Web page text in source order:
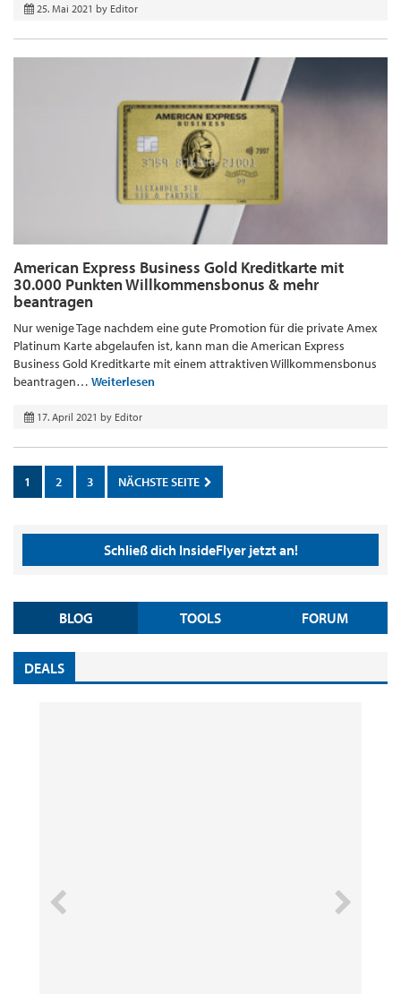
25. Mai 2021 by Editor
American Express Business Gold Kreditkarte mit
30.000 Punkten Willkommensbonus & mehr
beantragen
Nur wenige Tage nachdem eine gute Promotion für die private Amex
Platinum Karte abgelaufen ist, kann man die American Express
Business Gold Kreditkarte mit einem attraktiven Willkommensbonus
beantragen… Weiterlesen
17. April 2021 by Editor
1 2 3 NÄCHSTE SEITE
Schließ dich InsideFlyer jetzt an!
BLOG TOOLS FORUM
DEALS